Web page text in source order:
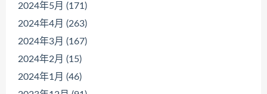
2024年5月 (171)
2024年4月 (263)
2024年3月 (167)
2024年2月 (15)
2024年1月 (46)